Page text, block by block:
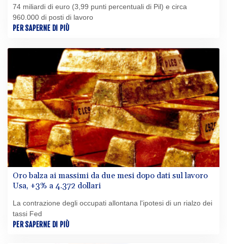
74 miliardi di euro (3,99 punti percentuali di Pil) e circa
960.000 di posti di lavoro
PER SAPERNE DI PIÙ
Oro balza ai massimi da due mesi dopo dati sul lavoro
Usa, +3% a 4.372 dollari
La contrazione degli occupati allontana l'ipotesi di un rialzo dei
tassi Fed
PER SAPERNE DI PIÙ